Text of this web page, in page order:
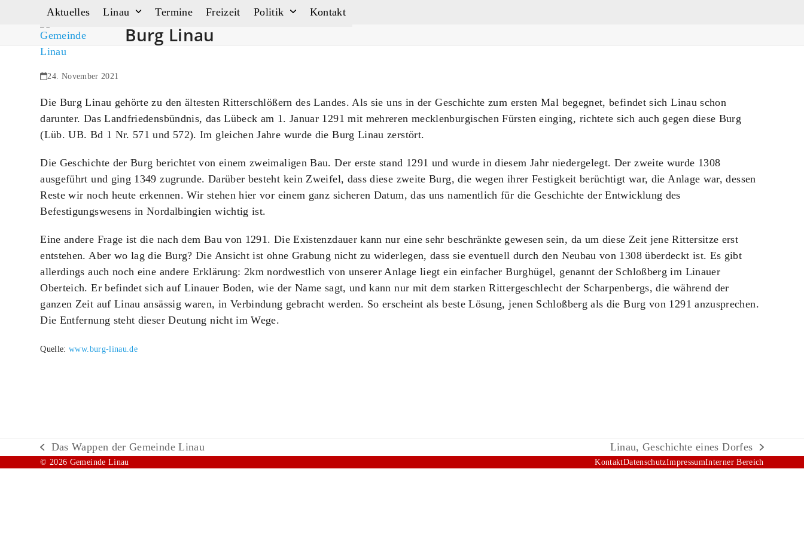
Aktuelles Linau Termine Freizeit Politik Kontakt
Burg Linau
24. November 2021
Die Burg Linau gehörte zu den ältesten Ritterschlößern des Landes. Als sie uns in der Geschichte zum ersten Mal begegnet, befindet sich Linau schon
darunter. Das Landfriedensbündnis, das Lübeck am 1. Januar 1291 mit mehreren mecklenburgischen Fürsten einging, richtete sich auch gegen diese Burg
(Lüb. UB. Bd 1 Nr. 571 und 572). Im gleichen Jahre wurde die Burg Linau zerstört.
Die Geschichte der Burg berichtet von einem zweimaligen Bau. Der erste stand 1291 und wurde in diesem Jahr niedergelegt. Der zweite wurde 1308
ausgeführt und ging 1349 zugrunde. Darüber besteht kein Zweifel, dass diese zweite Burg, die wegen ihrer Festigkeit berüchtigt war, die Anlage war, dessen
Reste wir noch heute erkennen. Wir stehen hier vor einem ganz sicheren Datum, das uns namentlich für die Geschichte der Entwicklung des
Befestigungswesens in Nordalbingien wichtig ist.
Eine andere Frage ist die nach dem Bau von 1291. Die Existenzdauer kann nur eine sehr beschränkte gewesen sein, da um diese Zeit jene Rittersitze erst
entstehen. Aber wo lag die Burg? Die Ansicht ist ohne Grabung nicht zu widerlegen, dass sie eventuell durch den Neubau von 1308 überdeckt ist. Es gibt
allerdings auch noch eine andere Erklärung: 2km nordwestlich von unserer Anlage liegt ein einfacher Burghügel, genannt der Schloßberg im Linauer
Oberteich. Er befindet sich auf Linauer Boden, wie der Name sagt, und kann nur mit dem starken Rittergeschlecht der Scharpenbergs, die während der
ganzen Zeit auf Linau ansässig waren, in Verbindung gebracht werden. So erscheint als beste Lösung, jenen Schloßberg als die Burg von 1291 anzusprechen.
Die Entfernung steht dieser Deutung nicht im Wege.
Quelle:www.burg-linau.de
vorheriger
Beitrag:
Das Wappen der Gemeinde Linau
Nächster
Beitrag:
Linau, Geschichte eines Dorfes
© 2026 Gemeinde Linau KontaktDatenschutzImpressumInterner Bereich